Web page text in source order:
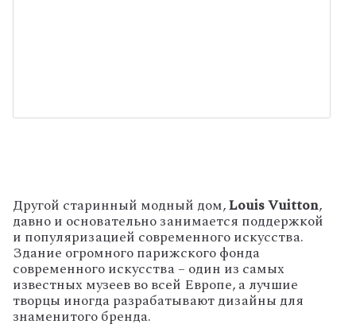
Другой старинный модный дом,Louis Vuitton,
давно и основательно занимается поддержкой
и популяризацией современного искусства.
Здание огромного парижского фонда
современного искусства – один из самых
известных музеев во всей Европе, а лучшие
творцы иногда разрабатывают дизайны для
знаменитого бренда.